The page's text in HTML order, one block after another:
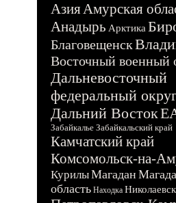
АзияАмурская
Анадырь Арктика
Благовещенск
Восточный военный
Дальневосточный
федеральный
Дальний Восток
Забайкалье Забайкальский край
Камчатский край
Комсомольск-на-
КурилыМагадан
область Находка